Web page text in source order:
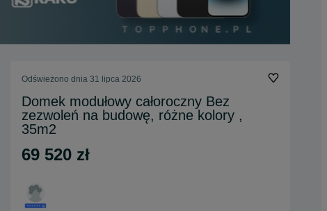
Odświeżono dnia 31 lipca 2026
Domek modułowy całoroczny Bez
zezwoleń na budowę, różne kolory ,
35m2
69 520 zł